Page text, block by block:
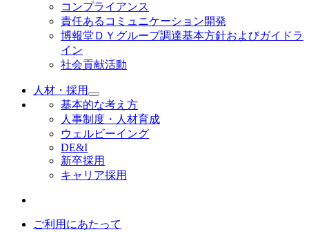
コンプライアンス
責任あるコミュニケーション開発
博報堂ＤＹグループ調達基本方針およびガイドラ
イン
社会貢献活動
人材・採用
基本的な考え方
人事制度・人材育成
ウェルビーイング
DE&I
新卒採用
キャリア採用
ご利用にあたって